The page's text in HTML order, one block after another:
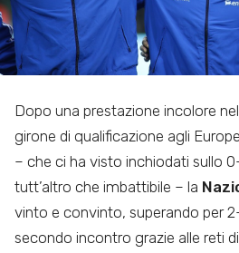
Dopo una prestazione incolore
girone di qualificazione agli
– che ci ha visto inchiodati sullo
tutt’altro che imbattibile – la
vinto e convinto, superando per
secondo incontro grazie alle reti